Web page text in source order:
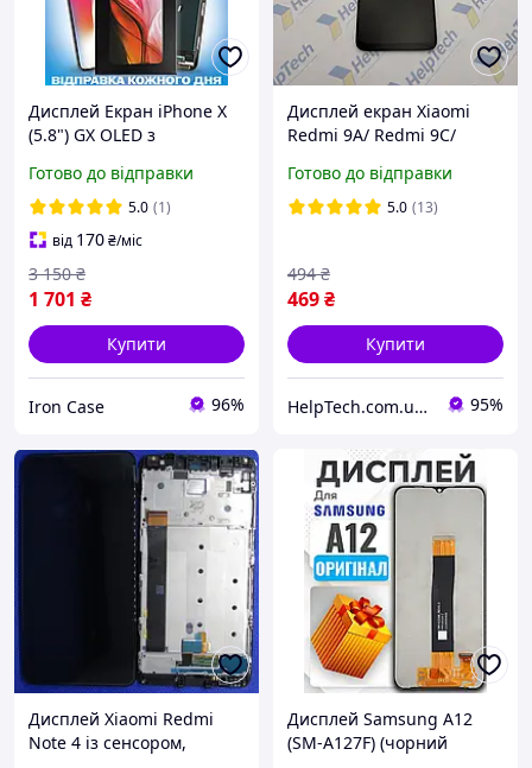
Дисплей Екран iPhone X
(5.8") GX OLED з
Айфон 10 Олед
Готово до відправки
5.0 (1)
від 170₴/міс
1 701 ₴
3 150 ₴
Купити
Iron Case 96%
Дисплей екран Xiaomi
Redmi 9A/ Redmi 9C/
сенсор Black Чорний
(гарантія 3 міс.)
Готово до відправки
5.0 (13)
469₴
494 ₴
Купити
HelpTech.com.ua — 12 років на ринку, гарантія якості 👌 95%
Дисплей Xiaomi Redmi
Note 4 із сенсором,
Дисплей Samsung A12
(SM-A127F) (чорний